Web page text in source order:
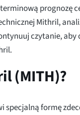
prognozę
Mithril,
czytanie, aby
(MITH)?
formę